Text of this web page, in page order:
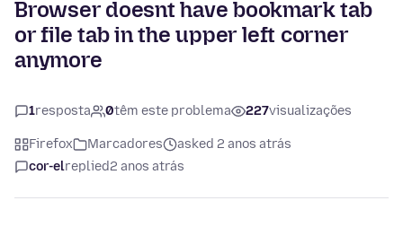
Browser doesnt have bookmark tab
or file tab in the upper left corner
anymore
1resposta 0têm este problema 227visualizações
Firefox Marcadores
asked 2 anos atrás
cor-elreplied2 anos atrás